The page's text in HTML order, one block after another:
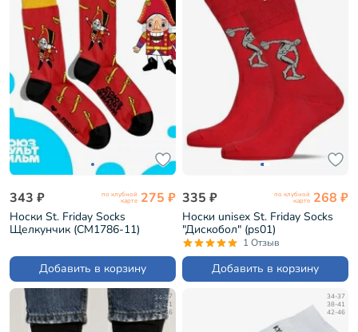
343 ₽ по клубной
карте 275 ₽
Носки St. Friday Socks
Щелкунчик (СМ1786-11)
Добавить в корзину
335 ₽ по клубной
карте 268 ₽
Носки unisex St. Friday Socks
"Дискобол" (ps01)
1 Отзыв
Добавить в корзину
34-37
38-41
42-46
34-37
38-41
42-46